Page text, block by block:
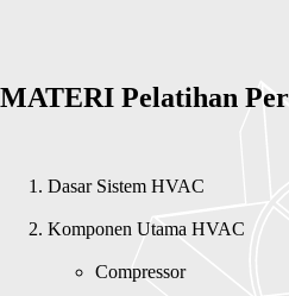
MATERI Pelatihan
Dasar Sistem HVAC
Compressor